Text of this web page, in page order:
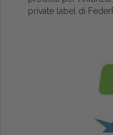
private label di